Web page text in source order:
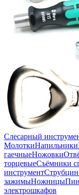
Слесарный
МолоткиНапильники
гаечныеНожовки
торцевыеСъёмники
инструмент
зажимыНожницы
электрошкафов